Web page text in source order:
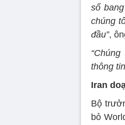
số
chúng
đầu”,
thông
Iran
Bộ
bỏ